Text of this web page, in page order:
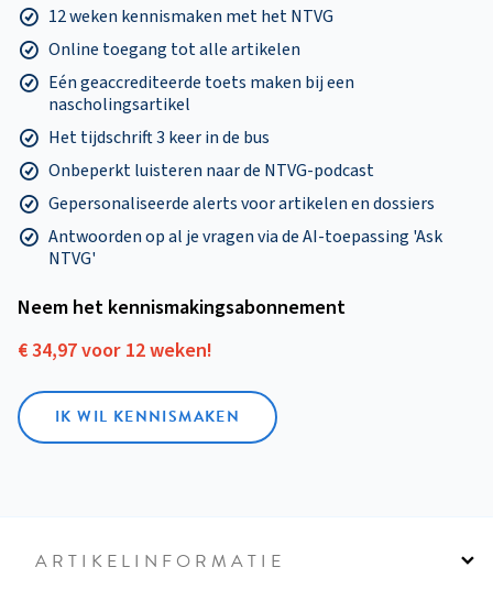
12 weken kennismaken met het NTVG
Online toegang tot alle artikelen
Eén geaccrediteerde toets maken bij een
nascholingsartikel
Het tijdschrift 3 keer in de bus
Onbeperkt luisteren naar de NTVG-podcast
Gepersonaliseerde alerts voor artikelen en dossiers
Antwoorden op al je vragen via de AI-toepassing 'Ask
NTVG'
Neem het kennismakings­abonnement
€ 34,97 voor 12 weken!
IK WIL KENNISMAKEN
ARTIKELINFORMATIE